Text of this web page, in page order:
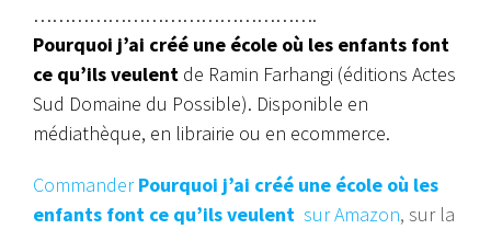
……………………………………….
Pourquoi j’ai créé une école où les enfants font
ce qu’ils veulent de Ramin Farhangi (éditions Actes
Sud Domaine du Possible). Disponible en
médiathèque, en librairie ou en ecommerce.
CommanderPourquoi j’ai créé une école où les
enfants font ce qu’ils veulent sur Amazon, sur la